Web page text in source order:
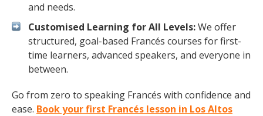
and needs.
Customised Learning for All Levels:We offer
structured, goal-based Francés courses for first-
time learners, advanced speakers, and everyone in
between.
Go from zero to speaking Francés with confidence and
ease. Book your first Francés lesson in Los Altos